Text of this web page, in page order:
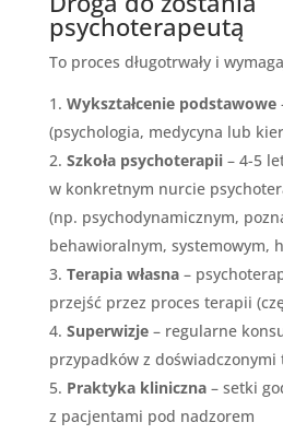
psychoterapeutą
To proces długotrwały i
Wykształcenie podstawowe
(psychologia, medycyna lub
Szkoła psychoterapii– 4-5
w konkretnym nurcie
(np. psychodynamicznym,
behawioralnym, systemowym,
Terapia własna–
przejść przez proces terapii
Superwizje– regularne
przypadków z
Praktyka kliniczna– setki
z pacjentami pod nadzorem